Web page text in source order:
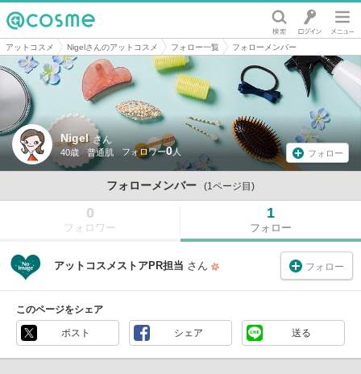
@cosme
アットコスメ Nigelさんのアットコスメ フォロー一覧 フォローメンバー
Nigel さん
40歳 普通肌 0 フォロー
フォローメンバー (1ページ目)
0
フォロワー
1
フォロー
アットコスメストアPR担当 さん フォロー
このページをシェア
ポスト シェア 送る